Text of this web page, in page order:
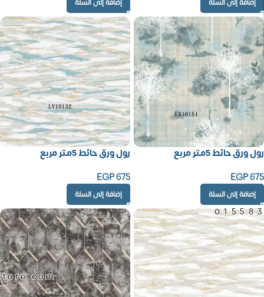
إضافة إلى السلة إضافة إلى السلة
رول ورق حائط 5متر مربع
EGP675
إضافة إلى السلة
رول ورق حائط 5متر مربع
EGP675
إضافة إلى السلة